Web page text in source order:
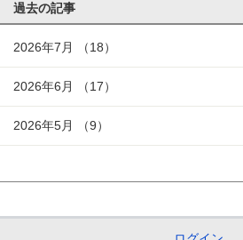
過去の記事
2026年7月 （18）
2026年6月 （17）
2026年5月 （9）